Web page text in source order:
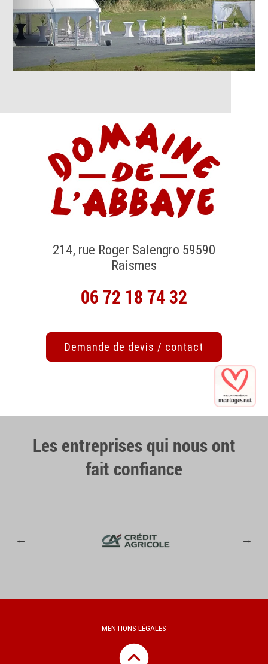
214, rue Roger Salengro 59590
Raismes
06 72 18 74 32
Demande de devis / contact
Les entreprises qui nous ont
fait confiance
MENTIONS LÉGALES